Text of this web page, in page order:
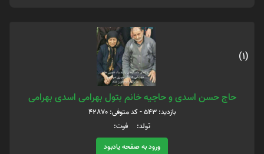
(1)
حاج حسن اسدی و حاجیه خانم بتول بهرامی اسدی بهرامی
بازدید: 543 - کد متوفی: 42870
تولد: فوت:
ورود به صفحه یادبود